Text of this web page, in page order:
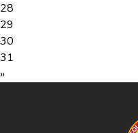
28
29
30
31
»